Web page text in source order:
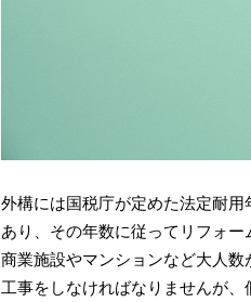
外構には国税庁が定めた法定耐
あり、その年数に従ってリフォー
商業施設やマンションなど大人
工事をしなければなりませんが